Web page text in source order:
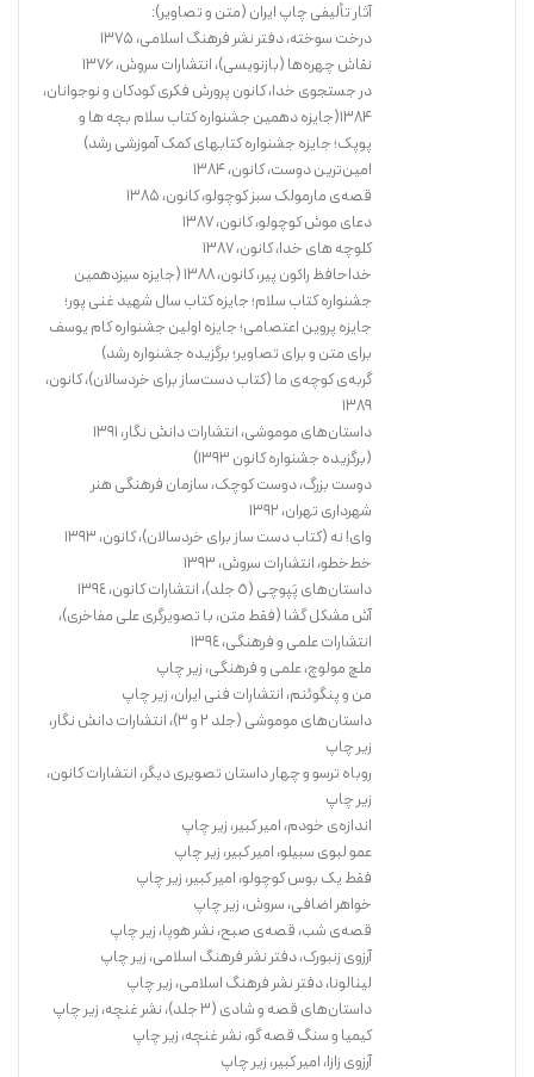
آثار تألیفی چاپ ایران (متن و تصاویر):
درخت سوخته، دفتر نشر فرهنگ اسلامی، ۱۳۷۵
نقاش چهره‌ها (بازنویسی)، انتشارات سروش، ۱۳۷۶
در جستجوی خدا، کانون پرورش فکری کودکان و نوجوانان،
۱۳۸۴(جایزه دهمین جشنواره کتاب سلام بچه ها و
پوپک؛ جایزه جشنواره کتابهای کمک آموزشی رشد)
امین‌ترین دوست، کانون، ۱۳۸۴
قصه‌ی مارمولک سبز کوچولو، کانون، ۱۳۸۵
دعای موش کوچولو، کانون، ۱۳۸۷
کلوچه های خدا، کانون، ۱۳۸۷
خداحافظ راکون پیر، کانون، ١٣٨٨ (جایزه سیزدهمین
جشنواره کتاب سلام؛ جایزه کتاب سال شهید غنی پور؛
جایزه پروین اعتصامی؛ جایزه اولین جشنواره کام یوسف
برای متن و برای تصاویر؛ برگزیده جشنواره رشد)
گربه‌ی کوچه‌ی ما (کتاب دست‌ساز برای خردسالان)، کانون،
١٣٨٩
داستان‌های موموشی، انتشارات دانش نگار، ١٣٩١
(برگزیده جشنواره کانون ١٣٩٣)
دوست بزرگ، دوست کوچک، سازمان فرهنگی هنر
شهرداری تهران، ١٣٩٢
وای! نه (کتاب دست ساز برای خردسالان)، کانون، ١٣٩٣
خط‌خطو، انتشارات سروش، ١٣٩٣
داستان‌های پَپوچی (٥ جلد)، انتشارات کانون، ١٣٩٤
آش مشکل گشا (فقط متن، با تصویرگری علی مفاخری)،
انتشارات علمی و فرهنگی، ١٣٩٤
ملچ مولوچ، علمی و فرهنگی، زیر چاپ
من و پنگوئنم، انتشارات فنی ایران، زیر چاپ
داستان‌های موموشی (جلد ٢ و ٣)، انتشارات دانش نگار،
زیر چاپ
روباه ترسو و چهار داستان تصویری دیگر، انتشارات کانون،
زیر چاپ
اندازه‌ی خودم، امیر کبیر، زیر چاپ
عمو لبوی سبیلو، امیر کبیر، زیر چاپ
فقط یک بوس کوچولو، امیر کبیر، زیر چاپ
خواهر اضافی، سروش، زیر چاپ
قصه‌ی شب، قصه‌ی صبح، نشر هوپا، زیر چاپ
آرزوی زنبورک، دفتر نشر فرهنگ اسلامی، زیر چاپ
لینالونا، دفتر نشر فرهنگ اسلامی، زیر چاپ
داستان‌های قصه و شادی (٣ جلد)، نشر غنچه، زیر چاپ
کیمیا و سنگ قصه گو، نشر غنچه، زیر چاپ
آرزوی زازا، امیر کبیر، زیر چاپ